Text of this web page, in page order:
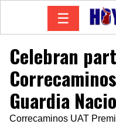
☰
Celebran
Guardia
Correcaminos UAT